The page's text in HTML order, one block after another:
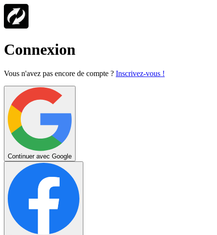
Connexion
Vous n'avez pas encore de compte ? Inscrivez-vous !
Continuer avec Google